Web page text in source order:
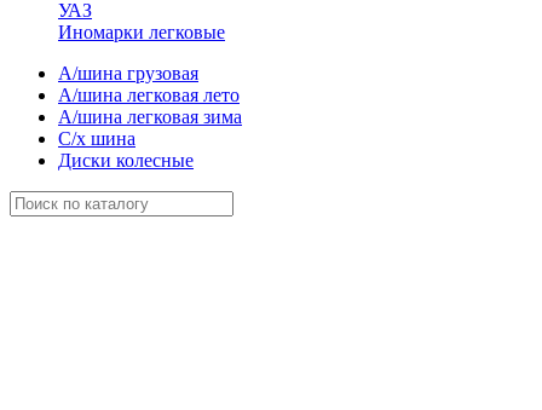
УАЗ
Иномарки легковые
А/шина грузовая
А/шина легковая лето
А/шина легковая зима
С/х шина
Диски колесные